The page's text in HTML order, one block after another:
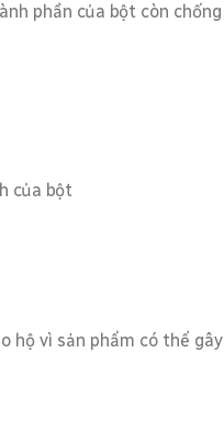
phần của bột còn chống
của bột
hộ vì sản phẩm có thể gây